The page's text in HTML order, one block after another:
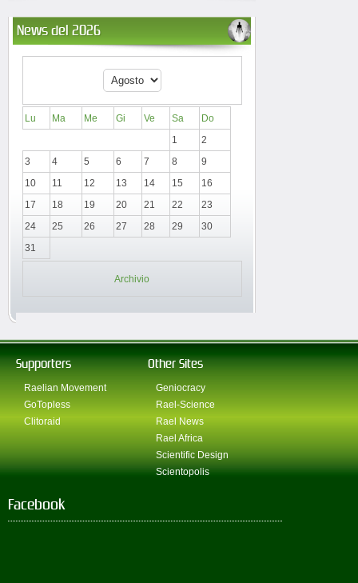
News del 2026
Lu Ma Me Gi Ve Sa
Do
1
2
3
4 5 6 7 8
9
10
11 12 13 14 15
16
17
18 19 20 21 22
23
24
25 26 27 28 29
30
31
Archivio
Supporters
Raelian Movement
GoTopless
Clitoraid
Other Sites
Geniocracy
Rael-Science
Rael News
Rael Africa
Scientific Design
Scientopolis
Facebook